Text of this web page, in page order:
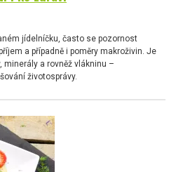
jídelníčku, často se pozornost
a případně i poměry makroživin. Je
minerály a rovněž vlákninu –
životosprávy.